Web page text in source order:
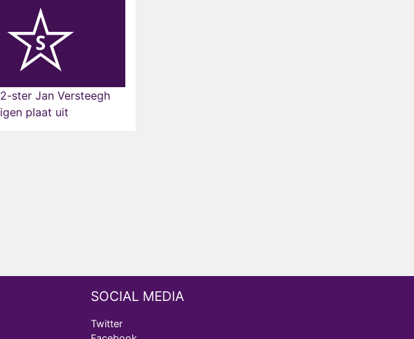
ster Jan Versteegh
plaat uit
SOCIAL MEDIA
Twitter